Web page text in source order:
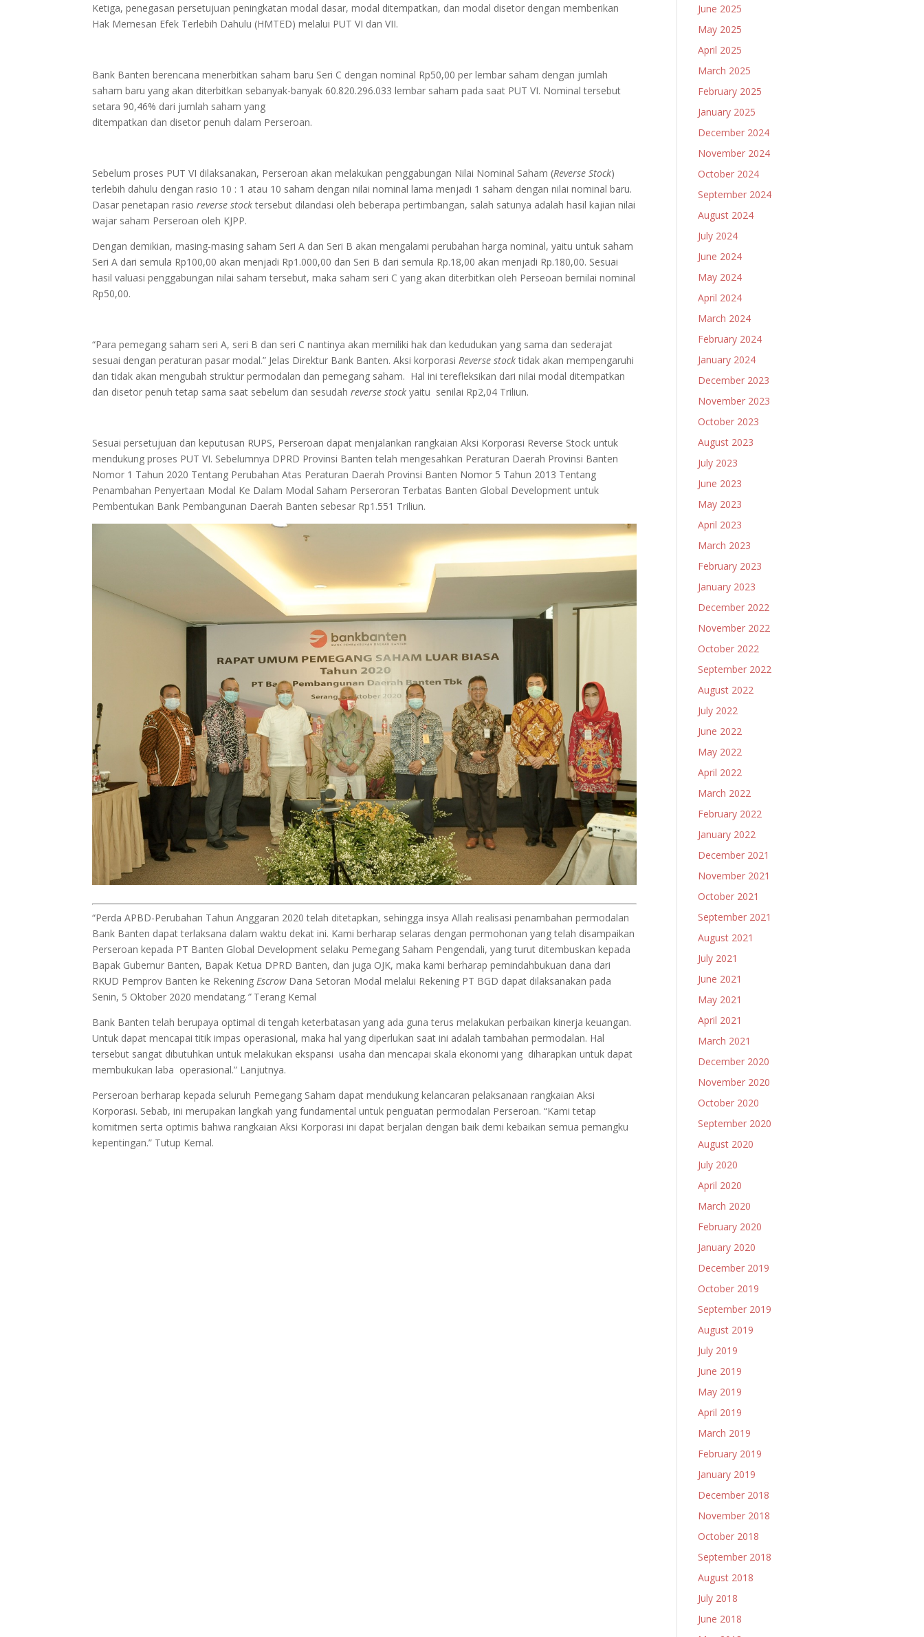
Ketiga, penegasan persetujuan peningkatan modal dasar, modal ditempatkan, dan modal disetor dengan memberikan
Hak Memesan Efek Terlebih Dahulu (HMTED) melalui PUT VI dan VII.
Bank Banten berencana menerbitkan saham baru Seri C dengan nominal Rp50,00 per lembar saham dengan jumlah
saham baru yang akan diterbitkan sebanyak-banyak 60.820.296.033 lembar saham pada saat PUT VI. Nominal tersebut
setara 90,46% dari jumlah saham yang
ditempatkan dan disetor penuh dalam Perseroan.
Sebelum proses PUT VI dilaksanakan, Perseroan akan melakukan penggabungan Nilai Nominal Saham (Reverse Stock)
terlebih dahulu dengan rasio 10 : 1 atau 10 saham dengan nilai nominal lama menjadi 1 saham dengan nilai nominal baru.
Dasar penetapan rasioreverse stocktersebut dilandasi oleh beberapa pertimbangan, salah satunya adalah hasil kajian nilai
wajar saham Perseroan oleh KJPP.
Dengan demikian, masing-masing saham Seri A dan Seri B akan mengalami perubahan harga nominal, yaitu untuk saham
Seri A dari semula Rp100,00 akan menjadi Rp1.000,00 dan Seri B dari semula Rp.18,00 akan menjadi Rp.180,00. Sesuai
hasil valuasi penggabungan nilai saham tersebut, maka saham seri C yang akan diterbitkan oleh Perseoan bernilai nominal
Rp50,00.
“Para pemegang saham seri A, seri B dan seri C nantinya akan memiliki hak dan kedudukan yang sama dan sederajat
sesuai dengan peraturan pasar modal.” Jelas Direktur Bank Banten. Aksi korporasi Reverse stocktidak akan mempengaruhi
dan tidak akan mengubah struktur permodalan dan pemegang saham. Hal ini terefleksikan dari nilai modal ditempatkan
dan disetor penuh tetap sama saat sebelum dan sesudahreverse stockyaitu senilai Rp2,04 Triliun.
Sesuai persetujuan dan keputusan RUPS, Perseroan dapat menjalankan rangkaian Aksi Korporasi Reverse Stock untuk
mendukung proses PUT VI. Sebelumnya DPRD Provinsi Banten telah mengesahkan Peraturan Daerah Provinsi Banten
Nomor 1 Tahun 2020 Tentang Perubahan Atas Peraturan Daerah Provinsi Banten Nomor 5 Tahun 2013 Tentang
Penambahan Penyertaan Modal Ke Dalam Modal Saham Perseroran Terbatas Banten Global Development untuk
Pembentukan Bank Pembangunan Daerah Banten sebesar Rp1.551 Triliun.
“Perda APBD-Perubahan Tahun Anggaran 2020 telah ditetapkan, sehingga insya Allah realisasi penambahan permodalan
Bank Banten dapat terlaksana dalam waktu dekat ini. Kami berharap selaras dengan permohonan yang telah disampaikan
Perseroan kepada PT Banten Global Development selaku Pemegang Saham Pengendali, yang turut ditembuskan kepada
Bapak Gubernur Banten, Bapak Ketua DPRD Banten, dan juga OJK, maka kami berharap pemindahbukuan dana dari
RKUD Pemprov Banten ke RekeningEscrow Dana Setoran Modal melalui Rekening PT BGD dapat dilaksanakan pada
Senin, 5 Oktober 2020 mendatang.”Terang Kemal
Bank Banten telah berupaya optimal di tengah keterbatasan yang ada guna terus melakukan perbaikan kinerja keuangan.
Untuk dapat mencapai titik impas operasional, maka hal yang diperlukan saat ini adalah tambahan permodalan. Hal
tersebut sangat dibutuhkan untuk melakukan ekspansi usaha dan mencapai skala ekonomi yang diharapkan untuk dapat
membukukan laba operasional.” Lanjutnya.
Perseroan berharap kepada seluruh Pemegang Saham dapat mendukung kelancaran pelaksanaan rangkaian Aksi
Korporasi. Sebab, ini merupakan langkah yang fundamental untuk penguatan permodalan Perseroan. “Kami tetap
komitmen serta optimis bahwa rangkaian Aksi Korporasi ini dapat berjalan dengan baik demi kebaikan semua pemangku
kepentingan.” Tutup Kemal.
June 2025
May 2025
April 2025
March 2025
February 2025
January 2025
December 2024
November 2024
October 2024
September 2024
August 2024
July 2024
June 2024
May 2024
April 2024
March 2024
February 2024
January 2024
December 2023
November 2023
October 2023
August 2023
July 2023
June 2023
May 2023
April 2023
March 2023
February 2023
January 2023
December 2022
November 2022
October 2022
September 2022
August 2022
July 2022
June 2022
May 2022
April 2022
March 2022
February 2022
January 2022
December 2021
November 2021
October 2021
September 2021
August 2021
July 2021
June 2021
May 2021
April 2021
March 2021
December 2020
November 2020
October 2020
September 2020
August 2020
July 2020
April 2020
March 2020
February 2020
January 2020
December 2019
October 2019
September 2019
August 2019
July 2019
June 2019
May 2019
April 2019
March 2019
February 2019
January 2019
December 2018
November 2018
October 2018
September 2018
August 2018
July 2018
June 2018